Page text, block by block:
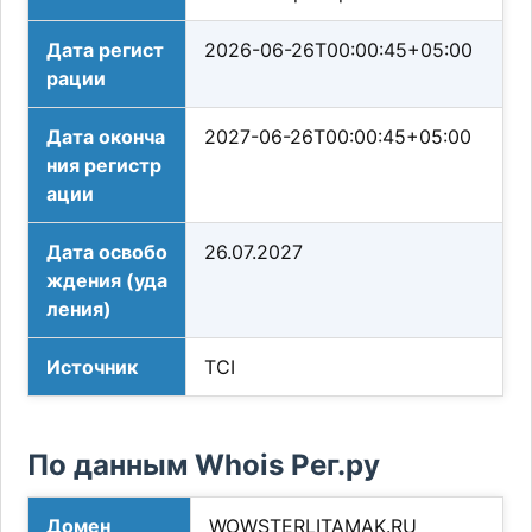
Дата регист
рации
2026-06-26T00:00:45+05:00
Дата оконча
ния регистр
ации
2027-06-26T00:00:45+05:00
Дата освобо
ждения (уда
ления)
26.07.2027
Источник TCI
По данным Whois Рег.ру
Домен WOWSTERLITAMAK.RU